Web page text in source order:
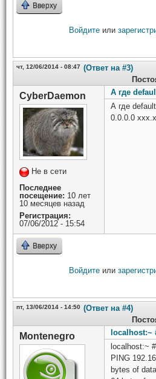
Вверху
Войдите или
чт, 12/06/2014 - 08:47 (Ответ на #3)
CyberDaemon
Не в сети
Последнее
посещение: 10 лет
10 месяцев назад
Регистрация:
07/06/2012 - 15:54
А где
А где
0.0.0.0
Вверху
Войдите или
пт, 13/06/2014 - 14:50 (Ответ на #4)
Montenegro
localhost:~
localhost:~
PING
bytes of data.